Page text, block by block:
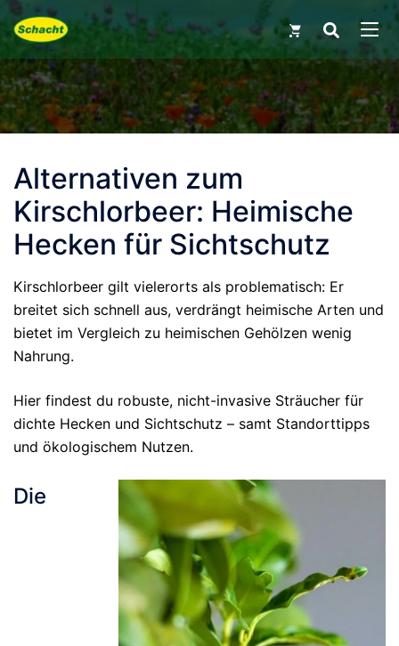
Skip
content
for:
Alternativen zum
Kirschlorbeer: Heimische
Hecken für Sichtschutz
Kirschlorbeer gilt vielerorts als problematisch: Er
breitet sich schnell aus, verdrängt heimische Arten und
bietet im Vergleich zu heimischen Gehölzen wenig
Nahrung.
Hier findest du robuste, nicht-invasive Sträucher für
dichte Hecken und Sichtschutz – samt Standorttipps
und ökologischem Nutzen.
Die